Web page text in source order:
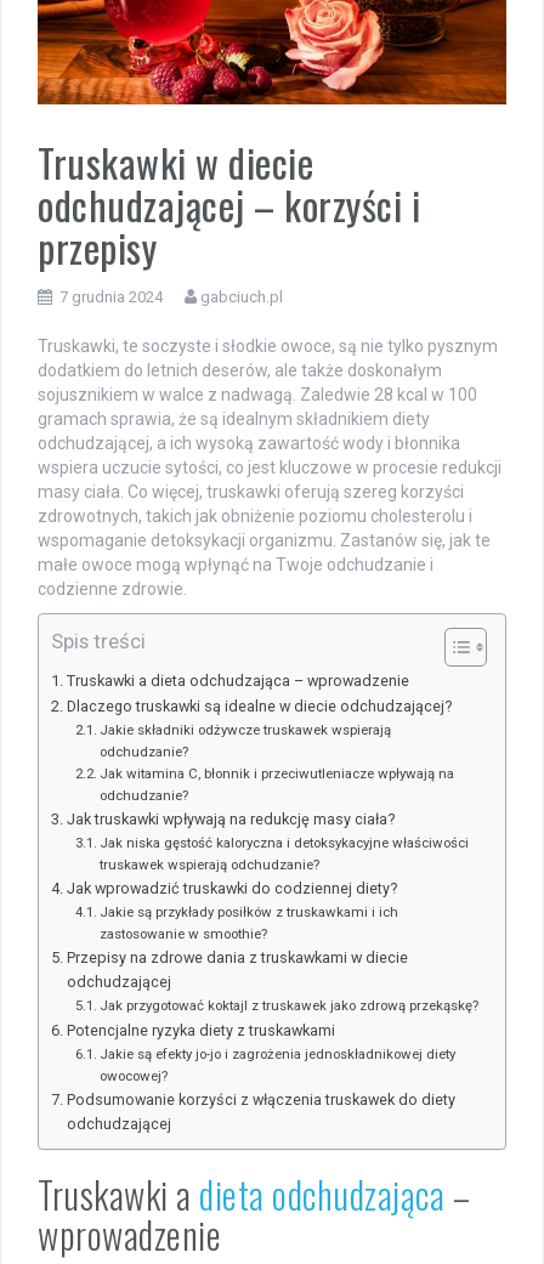
Truskawki w diecie
odchudzającej – korzyści i
przepisy
7 grudnia 2024 gabciuch.pl
Truskawki, te soczyste i słodkie owoce, są nie tylko pysznym
dodatkiem do letnich deserów, ale także doskonałym
sojusznikiem w walce z nadwagą. Zaledwie 28 kcal w 100
gramach sprawia, że są idealnym składnikiem diety
odchudzającej, a ich wysoką zawartość wody i błonnika
wspiera uczucie sytości, co jest kluczowe w procesie redukcji
masy ciała. Co więcej, truskawki oferują szereg korzyści
zdrowotnych, takich jak obniżenie poziomu cholesterolu i
wspomaganie detoksykacji organizmu. Zastanów się, jak te
małe owoce mogą wpłynąć na Twoje odchudzanie i
codzienne zdrowie.
Spis treści
Truskawki a dieta odchudzająca – wprowadzenie
Dlaczego truskawki są idealne w diecie odchudzającej?
Jakie składniki odżywcze truskawek wspierają
odchudzanie?
Jak witamina C, błonnik i przeciwutleniacze wpływają na
odchudzanie?
Jak truskawki wpływają na redukcję masy ciała?
Jak niska gęstość kaloryczna i detoksykacyjne właściwości
truskawek wspierają odchudzanie?
Jak wprowadzić truskawki do codziennej diety?
Jakie są przykłady posiłków z truskawkami i ich
zastosowanie w smoothie?
Przepisy na zdrowe dania z truskawkami w diecie
odchudzającej
Jak przygotować koktajl z truskawek jako zdrową przekąskę?
Potencjalne ryzyka diety z truskawkami
Jakie są efekty jo-jo i zagrożenia jednoskładnikowej diety
owocowej?
Podsumowanie korzyści z włączenia truskawek do diety
odchudzającej
Truskawki a dieta odchudzająca –
wprowadzenie